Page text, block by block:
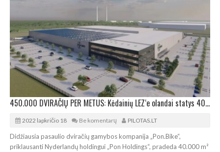
450.000 DVIRAČIŲ PER METUS: Kėdainių LEZ‘e olandai statys 40.000 m² gamyklą
2022 lapkričio 18 Be komentarų PILOTAS.LT
Didžiausia pasaulio dviračių gamybos kompanija „Pon.Bike“,
priklausanti Nyderlandų holdingui „Pon Holdings“, pradeda 40.000 m²